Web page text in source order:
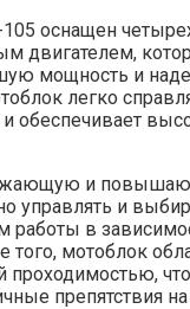
оснащен
двигателем,
мощность и
легко
обеспечивает
и
управлять и
в
того, мотоблок
проходимостью,
препятствия на